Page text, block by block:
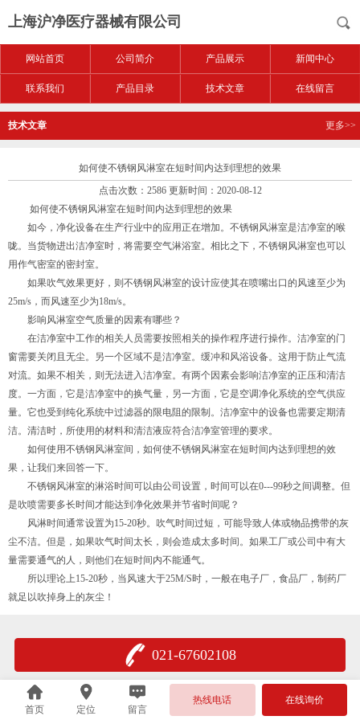
上海沪净医疗器械有限公司
网站首页 公司简介 产品展示 新闻中心
联系我们 产品目录 技术文章 在线留言
技术文章 更多>>
如何使不锈钢风淋室在短时间内达到理想的效果
点击次数：2586 更新时间：2020-08-12
如何使不锈钢风淋室在短时间内达到理想的效果
如今，净化设备在生产行业中的应用正在增加。不锈钢风淋室是洁净室的喉
咙。当货物进出洁净室时，将需要空气淋浴室。相比之下，不锈钢风淋室也可以
用作气密室的密封室。
如果吹气效果更好，则不锈钢风淋室的设计应使其在喷嘴出口的风速至少为
25m/s，而风速至少为18m/s。
影响风淋室空气质量的因素有哪些？
在洁净室中工作的相关人员需要按照相关的操作程序进行操作。洁净室的门
窗需要关闭且无尘。另一个区域不是洁净室。缓冲和风浴设备。这用于防止气流
对流。如果不相关，则无法进入洁净室。有两个因素会影响洁净室的正压和清洁
度。一方面，它是洁净室中的换气量，另一方面，它是空调净化系统的空气供应
量。它也受到纯化系统中过滤器的限电阻的限制。洁净室中的设备也需要定期清
洁。清洁时，所使用的材料和清洁液应符合洁净室管理的要求。
如何使用不锈钢风淋室间，如何使不锈钢风淋室在短时间内达到理想的效
果，让我们来回答一下。
不锈钢风淋室的淋浴时间可以由公司设置，时间可以在0---99秒之间调整。但
是吹喷需要多长时间才能达到净化效果并节省时间呢？
风淋时间通常设置为15-20秒。吹气时间过短，可能导致人体或物品携带的灰
尘不洁。但是，如果吹气时间太长，则会造成太多时间。如果工厂或公司中有大
量需要通气的人，则他们在短时间内不能通气。
所以理论上15-20秒，当风速大于25M/S时，一般在电子厂，食品厂，制药厂
就足以吹掉身上的灰尘！
021-67602108
首页 定位 留言
热线电话 在线询价